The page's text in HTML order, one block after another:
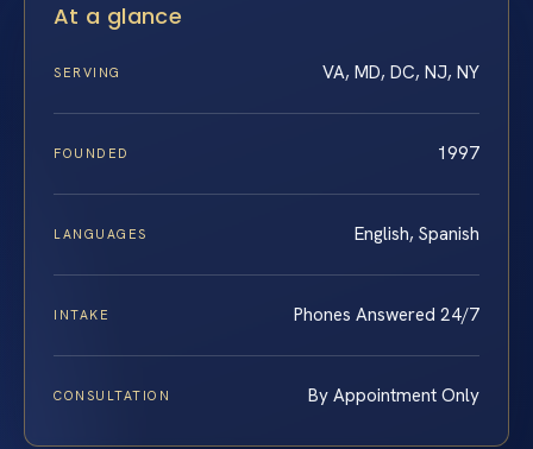
At a glance
SERVING VA, MD, DC, NJ, NY
FOUNDED 1997
LANGUAGES English, Spanish
INTAKE Phones Answered 24/7
CONSULTATION By Appointment Only